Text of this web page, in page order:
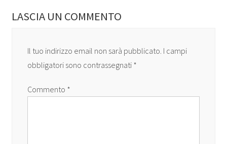
LASCIA UN COMMENTO
Il tuo indirizzo email non sarà pubblicato. I campi
obbligatori sono contrassegnati *
Commento *